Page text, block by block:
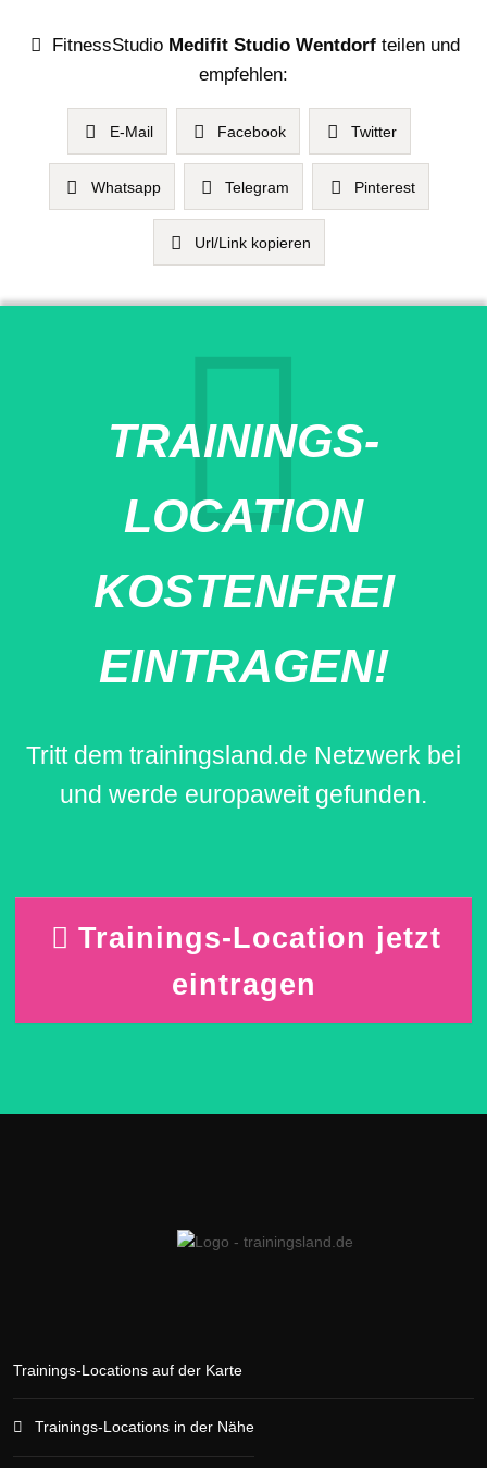
FitnessStudio Medifit Studio Wentdorf teilen und
empfehlen:
E-Mail Facebook Twitter
Whatsapp Telegram Pinterest
Url/Link kopieren
TRAININGS-
LOCATION
KOSTENFREI
EINTRAGEN!
Tritt dem trainingsland.de Netzwerk bei
und werde europaweit gefunden.
Trainings-Location jetzt
eintragen
Trainings-Locations auf der Karte
Trainings-Locations in der Nähe